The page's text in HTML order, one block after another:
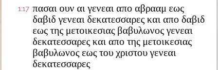
1:17 πασαι ουν αι γενεαι απο αβρααμ εως
δαβιδ γενεαι δεκατεσσαρες και απο δαβιδ
εως της μετοικεσιας βαβυλωνος γενεαι
δεκατεσσαρες και απο της μετοικεσιας
βαβυλωνος εως του χριστου γενεαι
δεκατεσσαρες